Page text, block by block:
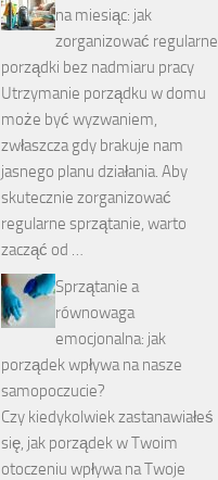
na miesiąc: jak
zorganizować regularne
porządki bez nadmiaru pracy
Utrzymanie porządku w domu
może być wyzwaniem,
zwłaszcza gdy brakuje nam
jasnego planu działania. Aby
skutecznie zorganizować
regularne sprzątanie, warto
zacząć od …
Sprzątanie a
równowaga
emocjonalna: jak
porządek wpływa na nasze
samopoczucie?
Czy kiedykolwiek zastanawiałeś
się, jak porządek w Twoim
otoczeniu wpływa na Twoje